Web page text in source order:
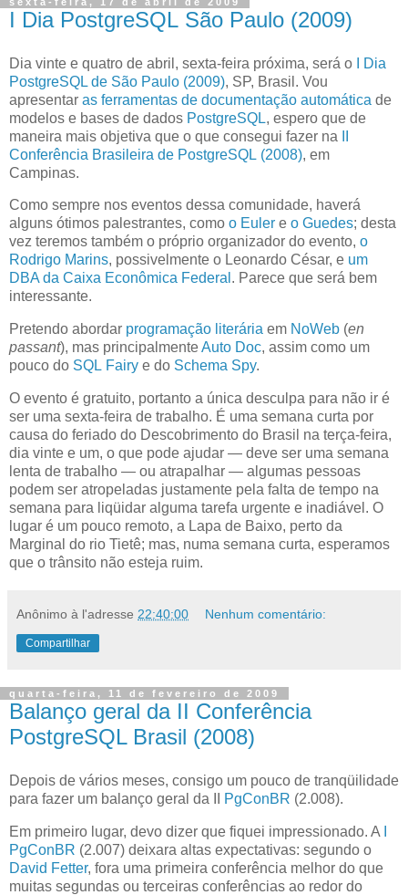
I Dia PostgreSQL São Paulo (2009)
Dia vinte e quatro de abril, sexta-feira próxima, será o
I Dia
PostgreSQL de São Paulo (2009), SP, Brasil. Vou
apresentar as ferramentas de documentação automática de
modelos e bases de dados PostgreSQL, espero que de
maneira mais objetiva que o que consegui fazer na
Conferência Brasileira de PostgreSQL (2008), em
Campinas.
Como sempre nos eventos dessa comunidade, haverá
alguns ótimos palestrantes, como o Euler e o Guedes; desta
vez teremos também o próprio organizador do evento, o
Rodrigo Marins, possivelmente o Leonardo César, e um
DBA da Caixa Econômica Federal . Parece que será bem
interessante.
Pretendo abordar programação literária em NoWeb (en
passant), mas principalmenteAuto Doc, assim como um
pouco do SQL Fairy e do Schema Spy.
O evento é gratuito, portanto a única desculpa para não ir é
ser uma sexta-feira de trabalho. É uma semana curta por
causa do feriado do Descobrimento do Brasil na terça-feira,
dia vinte e um, o que pode ajudar — deve ser uma semana
lenta de trabalho — ou atrapalhar — algumas pessoas
podem ser atropeladas justamente pela falta de tempo na
semana para liqüidar alguma tarefa urgente e inadiável. O
lugar é um pouco remoto, a Lapa de Baixo, perto da
Marginal do rio Tietê; mas, numa semana curta, esperamos
que o trânsito não esteja ruim.
Anônimo à l'adresse 22:40:00 Nenhum comentário:
Compartilhar
quarta-feira, 11 de fevereiro de 2009
Balanço geral da II Conferência
PostgreSQL Brasil (2008)
Depois de vários meses, consigo um pouco de tranqüilidade
para fazer um balanço geral da II
PgConBR (2.008).
Em primeiro lugar, devo dizer que fiquei impressionado. A
PgConBR (2.007) deixara altas expectativas: segundo o
David Fetter, fora uma primeira conferência melhor do que
muitas segundas ou terceiras conferências ao redor do